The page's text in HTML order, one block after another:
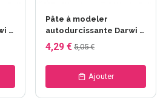
-
Pâte à modeler
autodurcissante Darwi -
Extra Light - 160 g
4,29 € 5,05 €
Ajouter